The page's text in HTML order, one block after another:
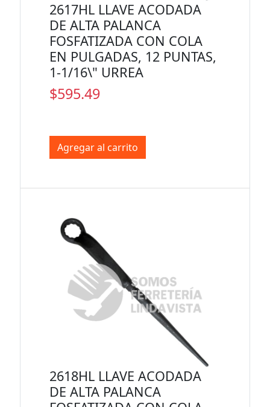
2617HL LLAVE ACODADA
DE ALTA PALANCA
FOSFATIZADA CON COLA
EN PULGADAS, 12 PUNTAS,
1-1/16\" URREA
$595.49
Agregar al carrito
2618HL LLAVE ACODADA
DE ALTA PALANCA